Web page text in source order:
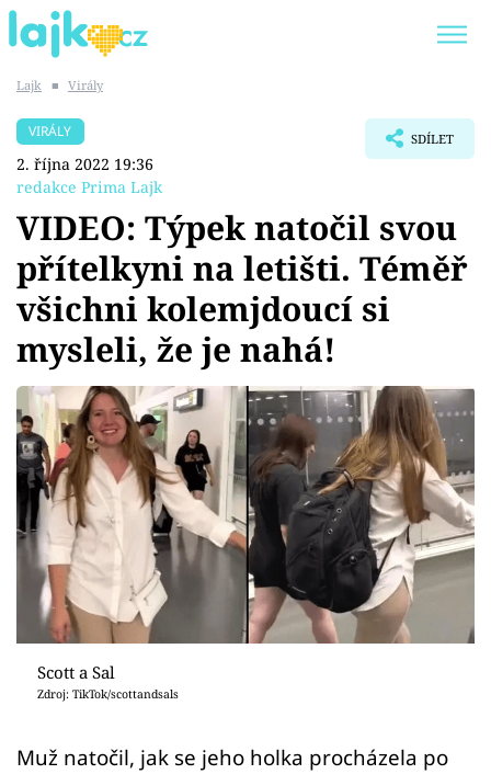
SHOPAHOLICADEL
Témata
Showbyznys
Youtubeři
Virály
Sex a vztahy
Videa
Sledujte prima+
Přihlášení
Sledujte nás
Lajk ■ Virály
VIRÁLY
2. října 2022 19:36
redakce Prima Lajk
SDÍLET
VIDEO: Týpek natočil svou
přítelkyni na letišti. Téměř
všichni kolemjdoucí si
mysleli, že je nahá!
Scott a Sal
Zdroj: TikTok/scottandsals
Muž natočil, jak se jeho holka procházela po